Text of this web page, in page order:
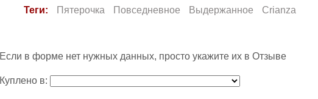
Теги: Пятерочка Повседневное Выдержанное Crianza
Если в форме нет нужных данных, просто укажите их в Отзыве
Куплено в: